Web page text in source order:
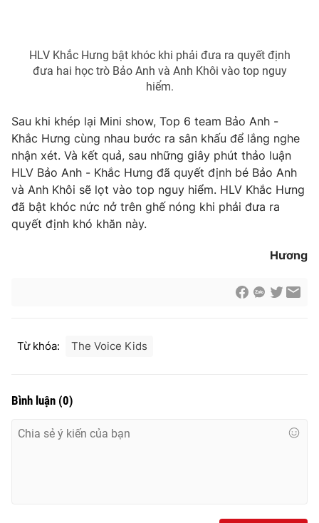
HLV Khắc Hưng bật khóc khi phải đưa ra quyết định
đưa hai học trò Bảo Anh và Anh Khôi vào top nguy
hiểm.
Sau khi khép lại Mini show, Top 6 team Bảo Anh -
Khắc Hưng cùng nhau bước ra sân khấu để lắng nghe
nhận xét. Và kết quả, sau những giây phút thảo luận
HLV Bảo Anh - Khắc Hưng đã quyết định bé Bảo Anh
và Anh Khôi sẽ lọt vào top nguy hiểm. HLV Khắc Hưng
đã bật khóc nức nở trên ghế nóng khi phải đưa ra
quyết định khó khăn này.
Hương
Từ khóa: The Voice Kids
Bình luận (0)